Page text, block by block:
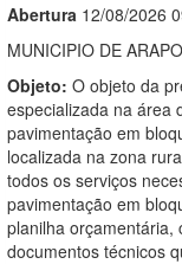
Abertura 12/08/2026
MUNICIPIO DE
Objeto: O objeto da
especializada na área
pavimentação em
localizada na zona
todos os serviços
pavimentação em
planilha orçamentária,
documentos técnicos